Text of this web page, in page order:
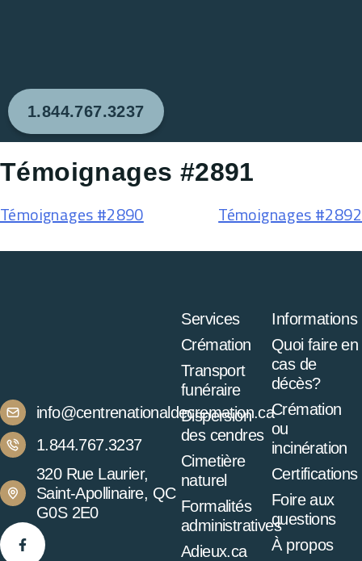
1.844.767.3237
Témoignages #2891
Témoignages #2890 Témoignages #2892
info@centrenationaldecremation.ca
1.844.767.3237
320 Rue Laurier,
Saint-Apollinaire, QC
G0S 2E0
Services
Crémation
Transport
funéraire
Dispersion
des cendres
Cimetière
naturel
Formalités
administratives
Adieux.ca
Informations
Quoi faire en
cas de
décès?
Crémation
ou
incinération
Certifications
Foire aux
questions
À propos